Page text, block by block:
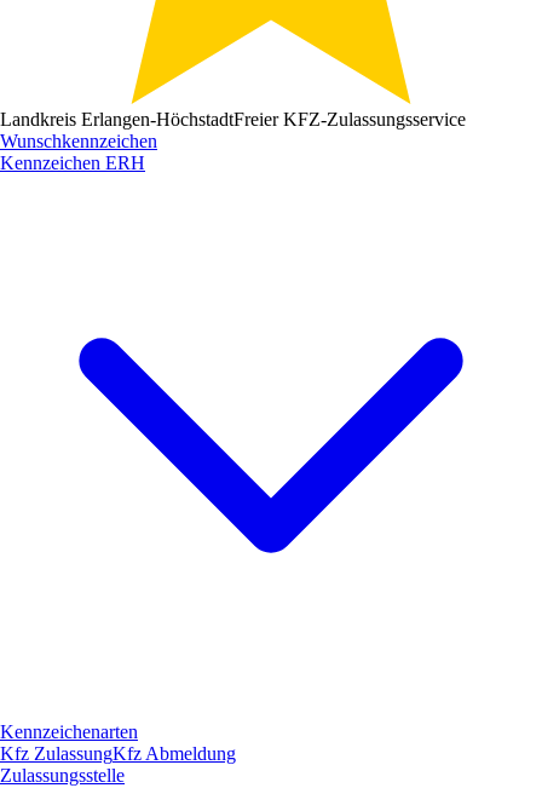
Landkreis Erlangen-HöchstadtFreier KFZ-Zulassungsservice
Wunschkennzeichen
Kennzeichen ERH
Kennzeichenarten
Kfz ZulassungKfz Abmeldung
Zulassungsstelle